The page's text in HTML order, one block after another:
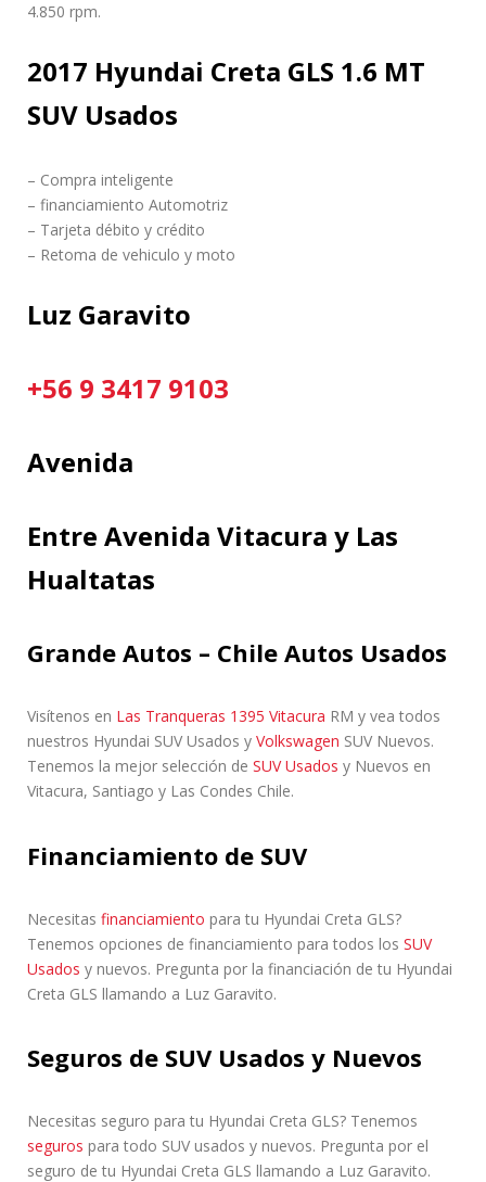
4.850 rpm.
2017 Hyundai Creta GLS 1.6 MT
SUV Usados
– Compra inteligente
– financiamiento Automotriz
– Tarjeta débito y crédito
– Retoma de vehiculo y moto
Luz Garavito
+56 9 3417 9103
Avenida
Entre Avenida Vitacura y Las
Hualtatas
Grande Autos – Chile Autos Usados
Visítenos en Las Tranqueras 1395 Vitacura RM y vea todos
nuestros Hyundai SUV Usados ​​y Volkswagen SUV Nuevos.
Tenemos la mejor selección de SUV Usados y Nuevos en
Vitacura, Santiago y Las Condes Chile.
Financiamiento de SUV
Necesitas financiamiento para tu Hyundai Creta GLS?
Tenemos opciones de financiamiento para todos los SUV
Usados y nuevos. Pregunta por la financiación de tu Hyundai
Creta GLS llamando a Luz Garavito.
Seguros de SUV Usados y Nuevos
Necesitas seguro para tu Hyundai Creta GLS? Tenemos
seguros para todo SUV usados y nuevos. Pregunta por el
seguro de tu Hyundai Creta GLS llamando a Luz Garavito.